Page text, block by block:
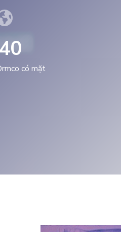
có mặt
40